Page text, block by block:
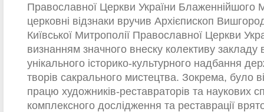
Православної Церкви України Блаженнійшого
церковні відзнаки вручив Архієпископ
Київської Митрополії Православної Церкви
визнанням значного внеску колективу закладу
унікального історико-культурного надбання
творів сакрального мистецтва. Зокрема, було
працю художників-реставраторів та наукових
комплексного дослідження та реставрації